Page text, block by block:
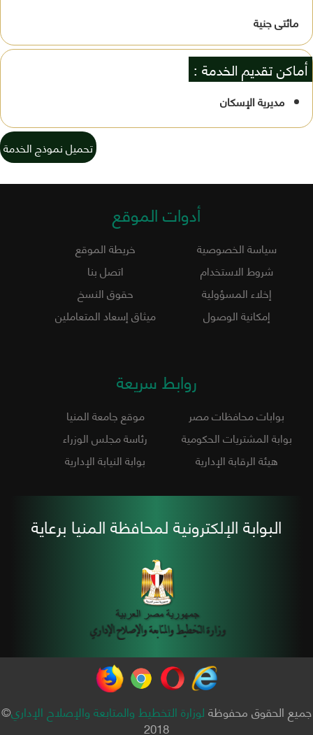
مائتى جنية
أماكن تقديم الخدمة :
مديرية الإسكان
تحميل نموذج الخدمة
أدوات الموقع
سياسة الخصوصية
خريطة الموقع
شروط الاستخدام
اتصل بنا
إخلاء المسؤولية
حقوق النسخ
إمكانية الوصول
ميثاق إسعاد المتعاملين
روابط سريعة
بوابات محافظات مصر
موقع جامعة المنيا
بوابة المشتريات الحكومية
رئاسة مجلس الوزراء
هيئة الرقابة الإدارية
بوابة النيابة الإدارية
البوابة الإلكترونية لمحافظة المنيا برعاية
جميع الحقوق محفوظةلوزارة التخطيط والمتابعة والإصلاح الإداري©
2018